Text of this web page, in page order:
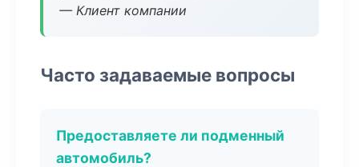
— Клиент компании
Часто задаваемые вопросы
Предоставляете ли подменный
автомобиль?